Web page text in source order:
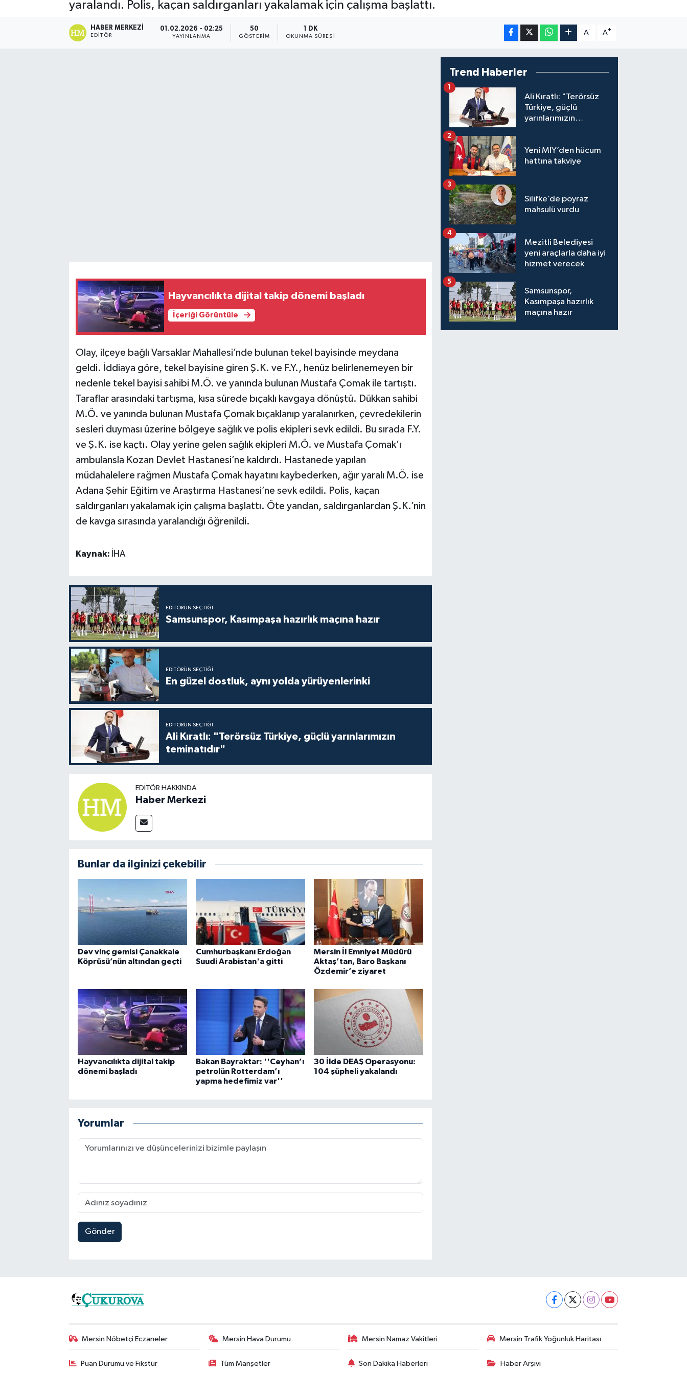
yaralandı. Polis, kaçan saldırganları yakalamak için çalışma başlattı.
HABER MERKEZI
EDITÖR
01.02.2026 - 02:25
YAYINLANMA
50
GÖSTERIM
1 DK
OKUNMA SÜRESI
A- A+
Hayvancılıkta dijital takip dönemi başladı
İçeriği Görüntüle
Olay, ilçeye bağlı Varsaklar Mahallesi’nde bulunan tekel bayisinde meydana
geldi. İddiaya göre, tekel bayisine giren Ş.K. ve F.Y., henüz belirlenemeyen bir
nedenle tekel bayisi sahibi M.Ö. ve yanında bulunan Mustafa Çomak ile tartıştı.
Taraflar arasındaki tartışma, kısa sürede bıçaklı kavgaya dönüştü. Dükkan sahibi
M.Ö. ve yanında bulunan Mustafa Çomak bıçaklanıp yaralanırken, çevredekilerin
sesleri duyması üzerine bölgeye sağlık ve polis ekipleri sevk edildi. Bu sırada F.Y.
ve Ş.K. ise kaçtı. Olay yerine gelen sağlık ekipleri M.Ö. ve Mustafa Çomak’ı
ambulansla Kozan Devlet Hastanesi’ne kaldırdı. Hastanede yapılan
müdahalelere rağmen Mustafa Çomak hayatını kaybederken, ağır yaralı M.Ö. ise
Adana Şehir Eğitim ve Araştırma Hastanesi’ne sevk edildi. Polis, kaçan
saldırganları yakalamak için çalışma başlattı. Öte yandan, saldırganlardan Ş.K.’nin
de kavga sırasında yaralandığı öğrenildi.
Kaynak: İHA
EDITÖRÜN SEÇTIĞI
Samsunspor, Kasımpaşa hazırlık maçına hazır
EDITÖRÜN SEÇTIĞI
En güzel dostluk, aynı yolda yürüyenlerinki
EDITÖRÜN SEÇTIĞI
Ali Kıratlı: "Terörsüz Türkiye, güçlü yarınlarımızın
teminatıdır"
EDITÖR HAKKINDA
Haber Merkezi
Bunlar da ilginizi çekebilir
Dev vinç gemisi Çanakkale
Köprüsü’nün altından geçti
Cumhurbaşkanı Erdoğan
Suudi Arabistan'a gitti
Mersin İl Emniyet Müdürü
Aktaş’tan, Baro Başkanı
Özdemir’e ziyaret
Hayvancılıkta dijital takip
dönemi başladı
Bakan Bayraktar: ''Ceyhan’ı
petrolün Rotterdam’ı
yapma hedefimiz var''
30 İlde DEAŞ Operasyonu:
104 şüpheli yakalandı
Yorumlar
Gönder
Trend Haberler
Ali Kıratlı: "Terörsüz
Türkiye, güçlü
yarınlarımızın
1
Yeni MİY’den hücum
hattına takviye
2
Silifke’de poyraz
mahsulü vurdu
3
Mezitli Belediyesi
yeni araçlarla daha iyi
hizmet verecek
4
Samsunspor,
Kasımpaşa hazırlık
maçına hazır
5
Mersin Nöbetçi Eczaneler Mersin Hava Durumu Mersin Namaz Vakitleri Mersin Trafik Yoğunluk Haritası
Puan Durumu ve Fikstür Tüm Manşetler Son Dakika Haberleri Haber Arşivi